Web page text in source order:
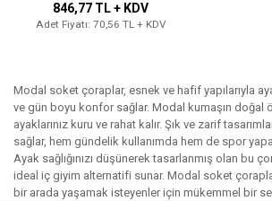
846,77 TL + KDV
Adet Fiyatı: 70,56 TL + KDV
Modal soket çoraplar, esnek ve hafif yapılarıyla
ve gün boyu konfor sağlar. Modal kumaşın doğal
ayaklarınız kuru ve rahat kalır. Şık ve zarif
sağlar, hem gündelik kullanımda hem de spor
Ayak sağlığınızı düşünerek tasarlanmış olan bu
ideal iç giyim alternatifi sunar. Modal soket
bir arada yaşamak isteyenler için mükemmel bir